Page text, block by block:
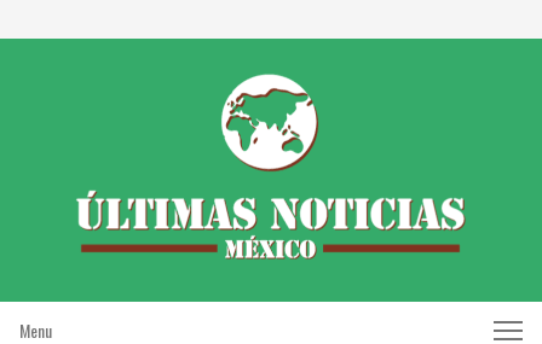
Menu
Menu